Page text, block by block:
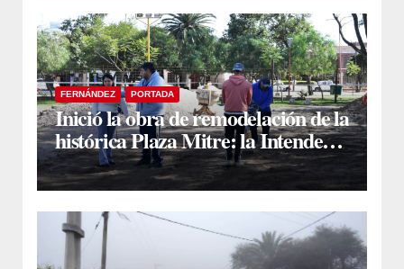
FERNÁNDEZ PORTADA
Inició la obra de remodelación de la
histórica Plaza Mitre: la Intendente
Yanina Iturre supervisó los
primeros trabajos